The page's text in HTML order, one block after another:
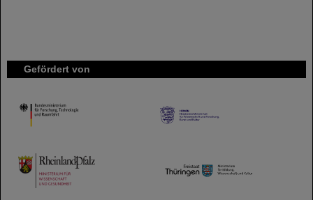
Gefördert von
HMWK
TMWWDG